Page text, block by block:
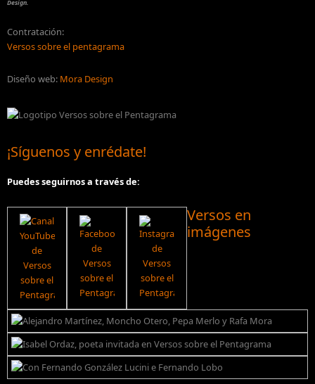
Design.
Contratación:
Versos sobre el pentagrama
Diseño web: Mora Design
¡Síguenos y enrédate!
Puedes seguirnos a través de:
Versos en
imágenes